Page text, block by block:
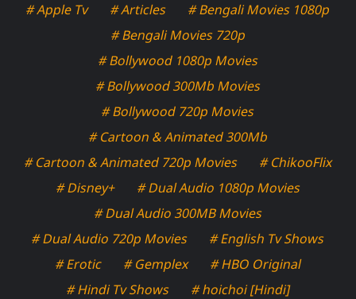
# Apple Tv
# Articles
# Bengali Movies 1080p
# Bengali Movies 720p
# Bollywood 1080p Movies
# Bollywood 300Mb Movies
# Bollywood 720p Movies
# Cartoon & Animated 300Mb
# Cartoon & Animated 720p Movies
# ChikooFlix
# Disney+
# Dual Audio 1080p Movies
# Dual Audio 300MB Movies
# Dual Audio 720p Movies
# English Tv Shows
# Erotic
# Gemplex
# HBO Original
# Hindi Tv Shows
# hoichoi [Hindi]